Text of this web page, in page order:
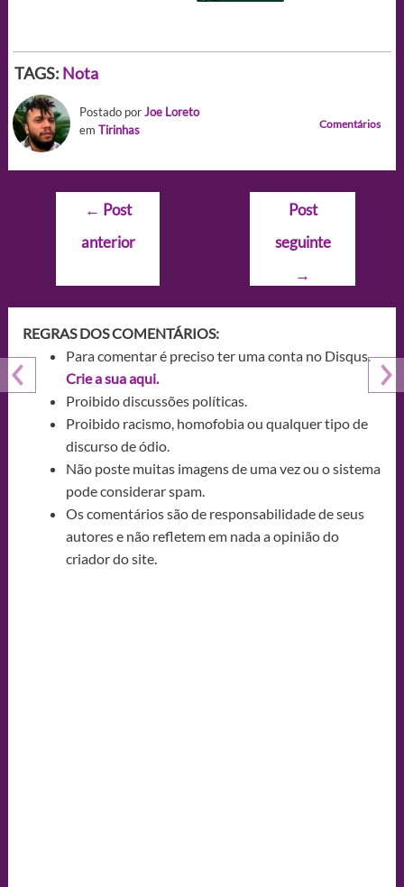
TAGS: Nota
Postado porJoe Loreto
em Tirinhas Comentários
Navegação
Post
← Post
anterior
Post
seguinte
→
REGRAS DOS COMENTÁRIOS:
Para comentar é preciso ter uma conta no Disqus.
Crie a sua aqui.
Proibido discussões políticas.
Proibido racismo, homofobia ou qualquer tipo de
discurso de ódio.
Não poste muitas imagens de uma vez ou o sistema
pode considerar spam.
Os comentários são de responsabilidade de seus
autores e não refletem em nada a opinião do
criador do site.